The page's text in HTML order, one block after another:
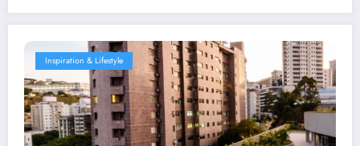
Inspiration & Lifestyle